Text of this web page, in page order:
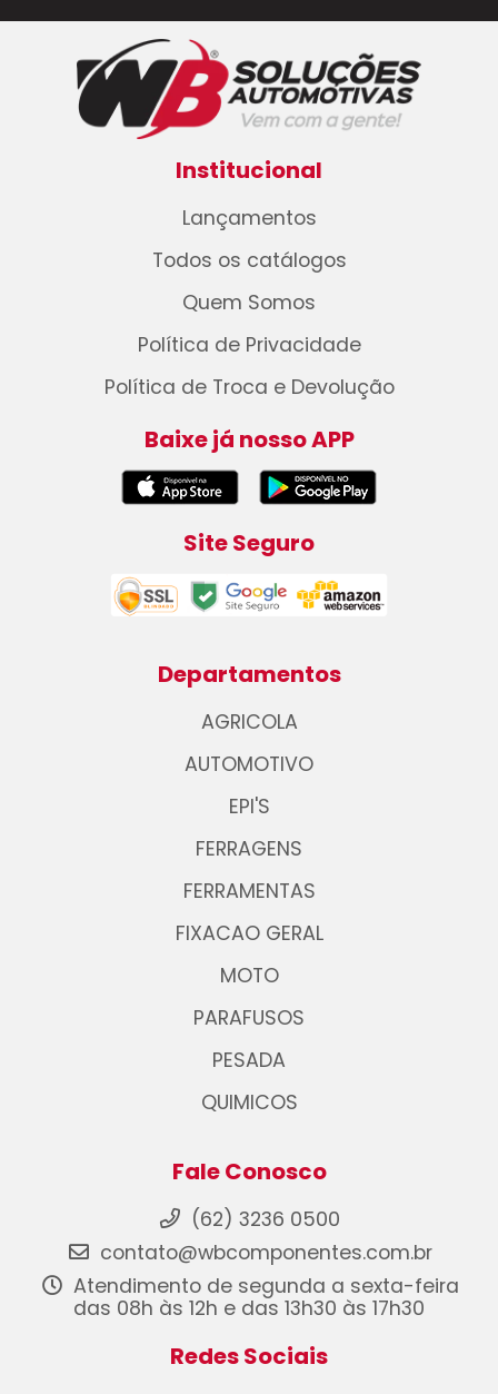
Institucional
Lançamentos
Todos os catálogos
Quem Somos
Política de Privacidade
Política de Troca e Devolução
Baixe já nosso APP
Site Seguro
Departamentos
AGRICOLA
AUTOMOTIVO
EPI'S
FERRAGENS
FERRAMENTAS
FIXACAO GERAL
MOTO
PARAFUSOS
PESADA
QUIMICOS
Fale Conosco
(62) 3236 0500
contato@wbcomponentes.com.br
Atendimento de segunda a sexta-feira
das 08h às 12h e das 13h30 às 17h30
Redes Sociais